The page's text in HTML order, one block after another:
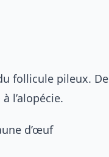
follicule pileux. De
l’alopécie.
d’œuf